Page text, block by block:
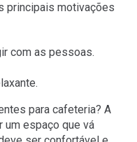
principais motivações
com as pessoas.
para cafeteria? A
um espaço que vá